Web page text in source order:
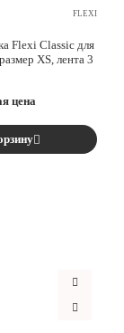
FLEXI
Flexi Classic для
XS, лента 3
цена